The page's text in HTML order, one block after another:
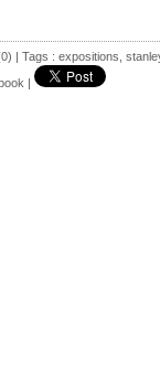
| Tags : expositions
|